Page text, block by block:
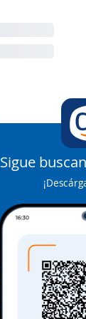
Sigue